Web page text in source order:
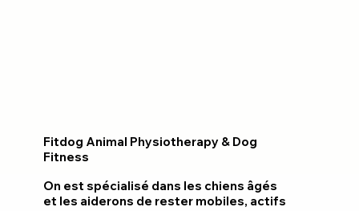
Fitdog Animal Physiotherapy & Dog
Fitness
On est spécialisé dans les chiens âgés
et les aiderons de rester mobiles, actifs